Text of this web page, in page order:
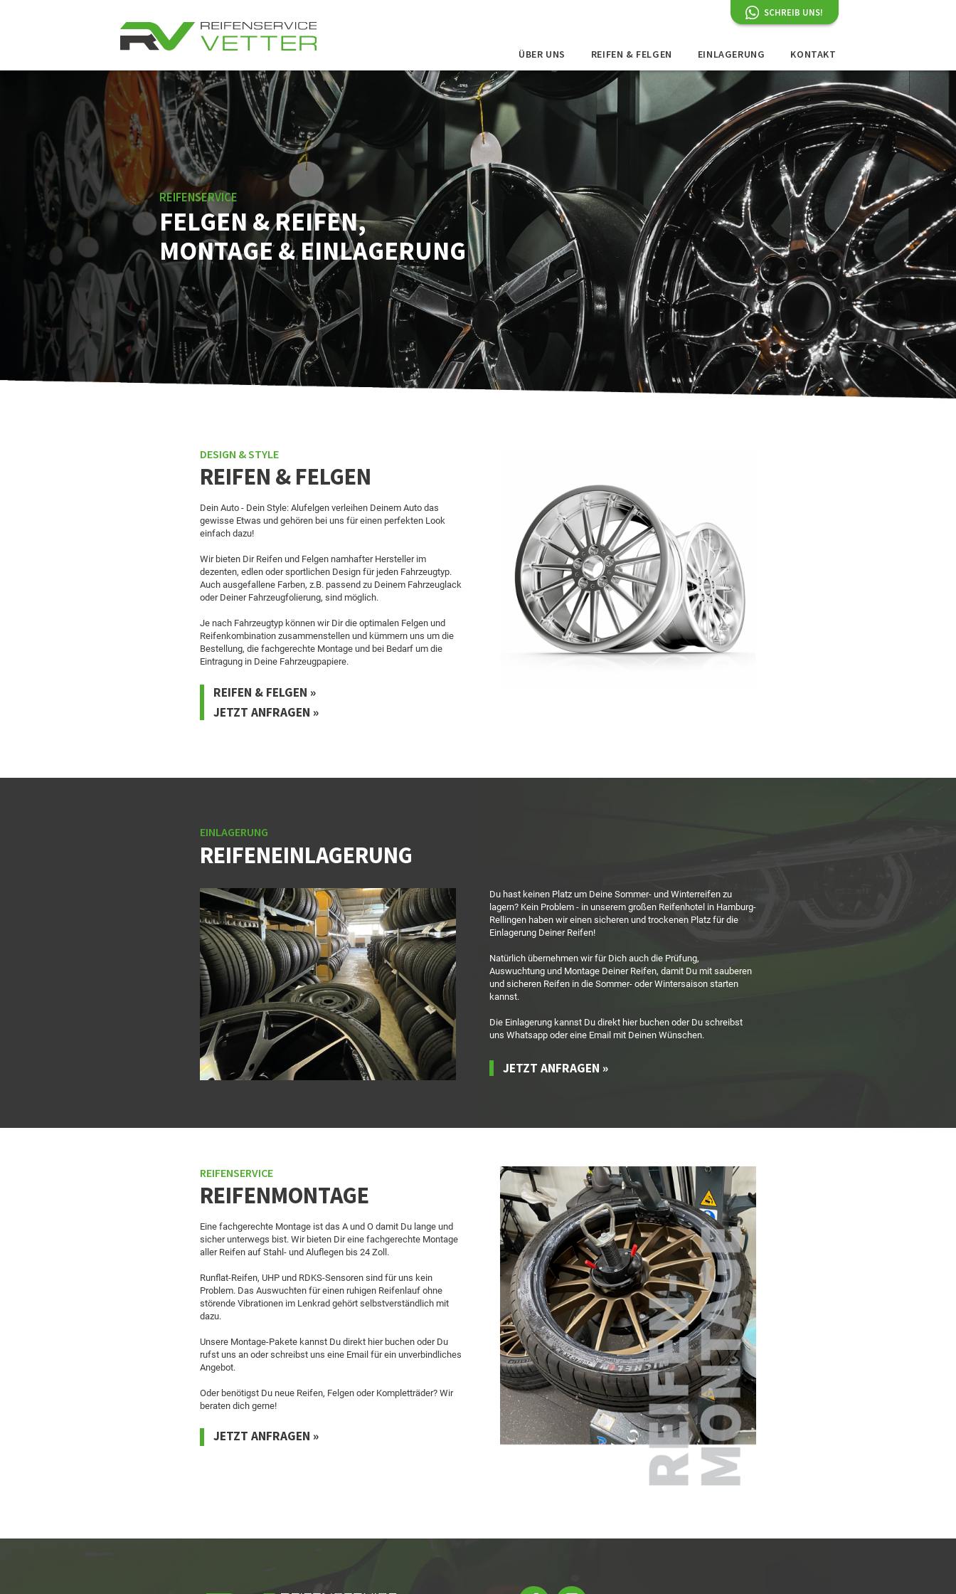
SCHREIB UNS!
ÜBER UNS REIFEN & FELGEN EINLAGERUNG KONTAKT
REIFENSERVICE
FELGEN & REIFEN,
MONTAGE & EINLAGERUNG
DESIGN & STYLE
REIFEN & FELGEN
Dein Auto - Dein Style: Alufelgen verleihen Deinem Auto das
gewisse Etwas und gehören bei uns für einen perfekten Look
einfach dazu!
Wir bieten Dir Reifen und Felgen namhafter Hersteller im
dezenten, edlen oder sportlichen Design für jeden Fahrzeugtyp.
Auch ausgefallene Farben, z.B. passend zu Deinem Fahrzeuglack
oder Deiner Fahrzeugfolierung, sind möglich.
Je nach Fahrzeugtyp können wir Dir die optimalen Felgen und
Reifenkombination zusammenstellen und kümmern uns um die
Bestellung, die fachgerechte Montage und bei Bedarf um die
Eintragung in Deine Fahrzeugpapiere.
REIFEN & FELGEN »
JETZT ANFRAGEN »
EINLAGERUNG
REIFENEINLAGERUNG
Du hast keinen Platz um Deine Sommer- und Winterreifen zu
lagern? Kein Problem - in unserem großen Reifenhotel in Hamburg-
Rellingen haben wir einen sicheren und trockenen Platz für die
Einlagerung Deiner Reifen!
Natürlich übernehmen wir für Dich auch die Prüfung,
Auswuchtung und Montage Deiner Reifen, damit Du mit sauberen
und sicheren Reifen in die Sommer- oder Wintersaison starten
kannst.
Die Einlagerung kannst Du direkt hier buchen oder Du schreibst
uns Whatsapp oder eine Email mit Deinen Wünschen.
JETZT ANFRAGEN »
REIFENSERVICE
REIFENMONTAGE
Eine fachgerechte Montage ist das A und O damit Du lange und
sicher unterwegs bist. Wir bieten Dir eine fachgerechte Montage
aller Reifen auf Stahl- und Aluflegen bis 24 Zoll.
Runflat-Reifen, UHP und RDKS-Sensoren sind für uns kein
Problem. Das Auswuchten für einen ruhigen Reifenlauf ohne
störende Vibrationen im Lenkrad gehört selbstverständlich mit
dazu.
Unsere Montage-Pakete kannst Du direkt hier buchen oder Du
rufst uns an oder schreibst uns eine Email für ein unverbindliches
Angebot.
Oder benötigst Du neue Reifen, Felgen oder Kompletträder? Wir
beraten dich gerne!
JETZT ANFRAGEN »